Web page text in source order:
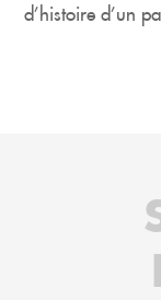
d’histoire d’un